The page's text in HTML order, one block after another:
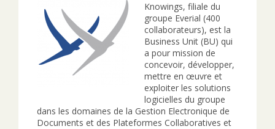
Knowings, filiale du
groupe Everial (400
collaborateurs), est la
Business Unit (BU) qui
a pour mission de
concevoir, développer,
mettre en œuvre et
exploiter les solutions
logicielles du groupe
dans les domaines de la Gestion Electronique de
Documents et des Plateformes Collaboratives et